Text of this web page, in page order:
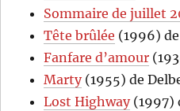
Sommaire de juillet
Tête brûlée (1996)
Fanfare d’amour
Marty(1955) de
Lost Highway(1997)